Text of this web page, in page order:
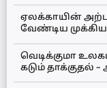
ஏலக்காயின்
வேண்டிய
வெடிக்குமா
கடும் தாக்குதல் –